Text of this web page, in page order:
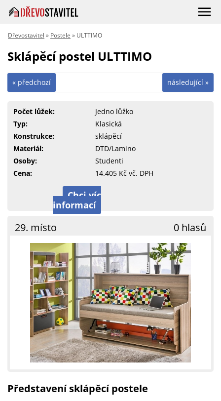
Dřevostavitel » Postele » ULTTIMO
Sklápěcí postel ULTTIMO
následující »
« předchozí
Počet lůžek:
Jedno lůžko
Typ:
Klasická
Konstrukce:
sklápěcí
Materiál:
DTD/Lamino
Osoby:
Studenti
Cena:
14.405 Kč vč. DPH
Chci víc
informací
29. místo 0 hlasů
Představení sklápěcí postele